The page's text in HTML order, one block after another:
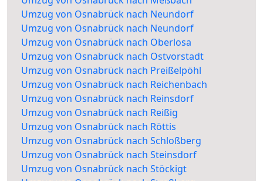
Umzug von Osnabrück nach Neundorf
Umzug von Osnabrück nach Neundorf
Umzug von Osnabrück nach Oberlosa
Umzug von Osnabrück nach Ostvorstadt
Umzug von Osnabrück nach Preißelpöhl
Umzug von Osnabrück nach Reichenbach
Umzug von Osnabrück nach Reinsdorf
Umzug von Osnabrück nach Reißig
Umzug von Osnabrück nach Röttis
Umzug von Osnabrück nach Schloßberg
Umzug von Osnabrück nach Steinsdorf
Umzug von Osnabrück nach Stöckigt